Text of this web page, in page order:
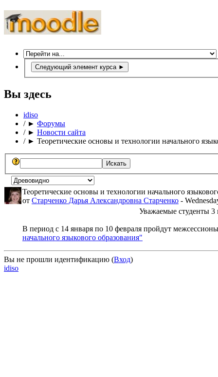
Следующий элемент курса ►
Вы здесь
idiso
/ ► Форумы
/ ► Новости сайта
/ ► Теоретические основы и технологии начального
Теоретические основы и технологии начального
от Старченко Дарья Александровна Старченко -
Уважаемые студенты 3
В период с 14 января по 10 февраля пройдут
начального языкового образования"
Вы не прошли идентификацию (Вход)
idiso